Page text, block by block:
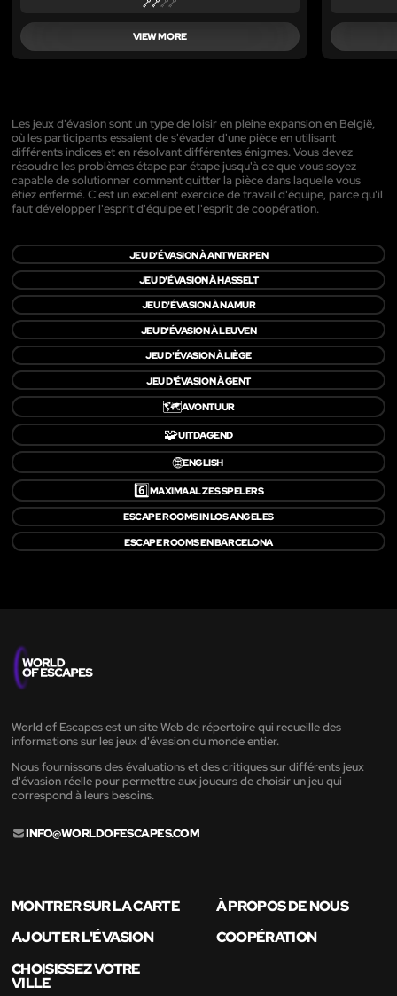
VIEW MORE
Les jeux d'évasion sont un type de loisir en pleine expansion en België,
où les participants essaient de s'évader d'une pièce en utilisant
différents indices et en résolvant différentes énigmes. Vous devez
résoudre les problèmes étape par étape jusqu'à ce que vous soyez
capable de solutionner comment quitter la pièce dans laquelle vous
étiez enfermé. C'est un excellent exercice de travail d'équipe, parce qu'il
faut développer l'esprit d'équipe et l'esprit de coopération.
JEU D'ÉVASION À ANTWERPEN
JEU D'ÉVASION À HASSELT
JEU D'ÉVASION À NAMUR
JEU D'ÉVASION À LEUVEN
JEU D'ÉVASION À LIÈGE
JEU D'ÉVASION À GENT
🗺️AVONTUUR
🧩UITDAGEND
🌐ENGLISH
6️⃣MAXIMAAL ZES SPELERS
ESCAPE ROOMS IN LOS ANGELES
ESCAPE ROOMS EN BARCELONA
World of Escapes est un site Web de répertoire qui recueille des
informations sur les jeux d'évasion du monde entier.
Nous fournissons des évaluations et des critiques sur différents jeux
d'évasion réelle pour permettre aux joueurs de choisir un jeu qui
correspond à leurs besoins.
INFO@WORLDOFESCAPES.COM
MONTRER SUR LA CARTE
À PROPOS DE NOUS
AJOUTER L'ÉVASION
COOPÉRATION
CHOISISSEZ VOTRE
VILLE